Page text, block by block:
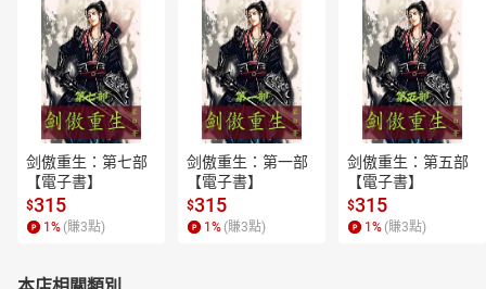
剑傲重生：第七部
【電子書】
$315
1 % (賺3點)
剑傲重生：第一部
【電子書】
$315
1 % (賺3點)
剑傲重生：第五部
【電子書】
$315
1 % (賺3點)